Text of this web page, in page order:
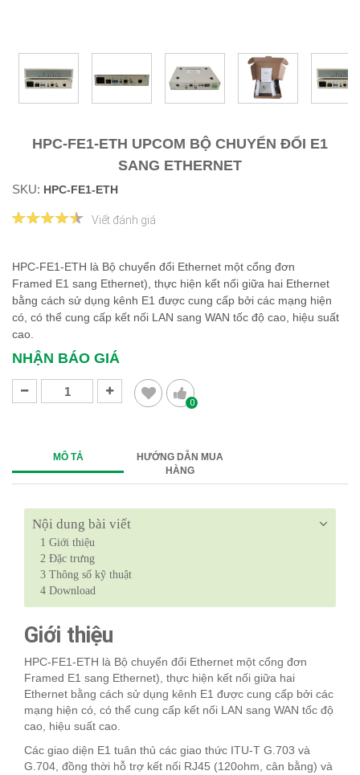
HPC-FE1-ETH UPCOM BỘ CHUYỂN ĐỔI E1
SANG ETHERNET
SKU: HPC-FE1-ETH
Viết đánh giá
HPC-FE1-ETH là Bộ chuyển đổi Ethernet một cổng đơn
Framed E1 sang Ethernet), thực hiện kết nối giữa hai Ethernet
bằng cách sử dụng kênh E1 được cung cấp bởi các mạng hiện
có, có thể cung cấp kết nối LAN sang WAN tốc độ cao, hiệu suất
cao.
NHẬN BÁO GIÁ
0
MÔ TẢ
HƯỚNG DẪN MUA
HÀNG
Nội dung bài viết
1 Giới thiệu
2 Đặc trưng
3 Thông số kỹ thuật
4 Download
Giới thiệu
HPC-FE1-ETH là Bộ chuyển đổi Ethernet một cổng đơn
Framed E1 sang Ethernet), thực hiện kết nối giữa hai
Ethernet bằng cách sử dụng kênh E1 được cung cấp bởi các
mạng hiện có, có thể cung cấp kết nối LAN sang WAN tốc độ
cao, hiệu suất cao.
Các giao diện E1 tuân thủ các giao thức ITU-T G.703 và
G.704, đồng thời hỗ trợ kết nối RJ45 (120ohm, cân bằng) và